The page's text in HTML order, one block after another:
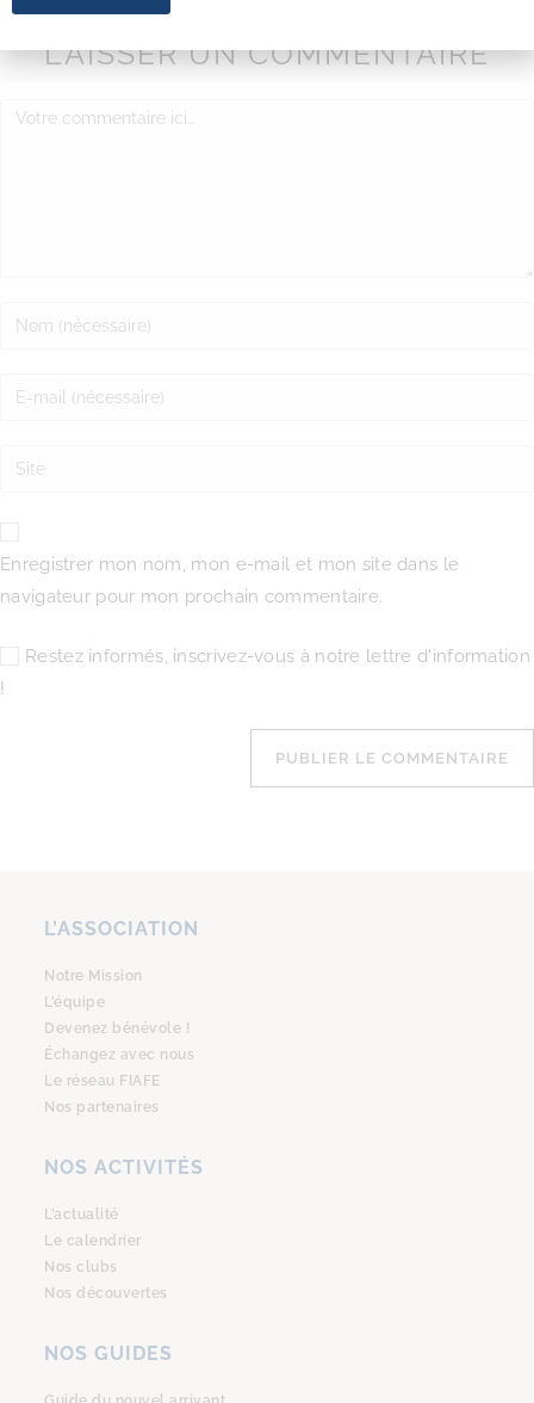
LAISSER UN COMMENTAIRE
Enregistrer mon nom, mon e-mail et mon site dans le
navigateur pour mon prochain commentaire.
Restez informés, inscrivez-vous à notre lettre d'information
!
L’ASSOCIATION
Notre Mission
L’équipe
Devenez bénévole !
Échangez avec nous
Le réseau FIAFE
Nos partenaires
NOS ACTIVITÉS
L’actualité
Le calendrier
Nos clubs
Nos découvertes
NOS GUIDES